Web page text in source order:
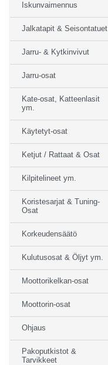
Iskunvaimennus
Jalkatapit & Seisontatuet
Jarru- & Kytkinvivut
Jarru-osat
Kate-osat, Katteenlasit
ym.
Käytetyt-osat
Ketjut / Rattaat & Osat
Kilpitelineet ym.
Koristesarjat & Tuning-
Osat
Korkeudensäätö
Kulutusosat & Öljyt ym.
Moottorikelkan-osat
Moottorin-osat
Ohjaus
Pakoputkistot &
Tarvikkeet